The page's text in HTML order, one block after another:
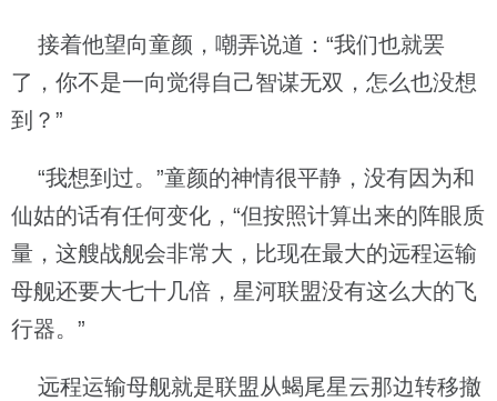
接着他望向童颜，嘲弄说道：“我们也就罢
了，你不是一向觉得自己智谋无双，怎么也没想
到？”
“我想到过。”童颜的神情很平静，没有因为和
仙姑的话有任何变化，“但按照计算出来的阵眼质
量，这艘战舰会非常大，比现在最大的远程运输
母舰还要大七十几倍，星河联盟没有这么大的飞
行器。”
远程运输母舰就是联盟从蝎尾星云那边转移撤